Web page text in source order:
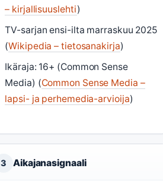
– kirjallisuuslehti)
TV-sarjan ensi-ilta marraskuu 2025
(Wikipedia – tietosanakirja)
Ikäraja: 16+ (Common Sense
Media) (Common Sense Media –
lapsi- ja perhemedia-arvioija)
3 Aikajanasignaali